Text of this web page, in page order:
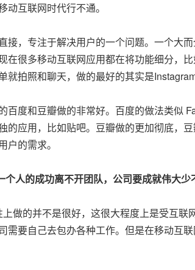
动互联网时代行不通。
，专注于解决用户的一个问题。一个大而
在很多移动互联网应用都在将功能细分，
拍照和聊天，做的最好的其实是
度和豆瓣做的非常好。百度的做法类似
的应用，比如贴吧。豆瓣做的更加彻底，
户的需求。
个人的成功离不开团队，公司要成就伟大少
做的并不是很好，这很大程度上是受互联
需要自己去包办各种工作。但是在移动互